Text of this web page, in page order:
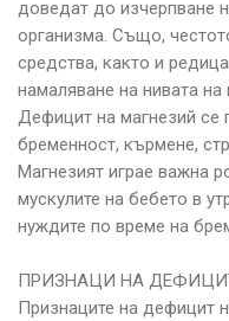
доведат до изчерпване
организма. Също,
средства, както и
намаляване на нивата на
Дефицит на магнезий се
бременност, кърмене,
Магнезият играе важна
мускулите на бебето в
нуждите по време на
ПРИЗНАЦИ НА
Признаците на дефицит